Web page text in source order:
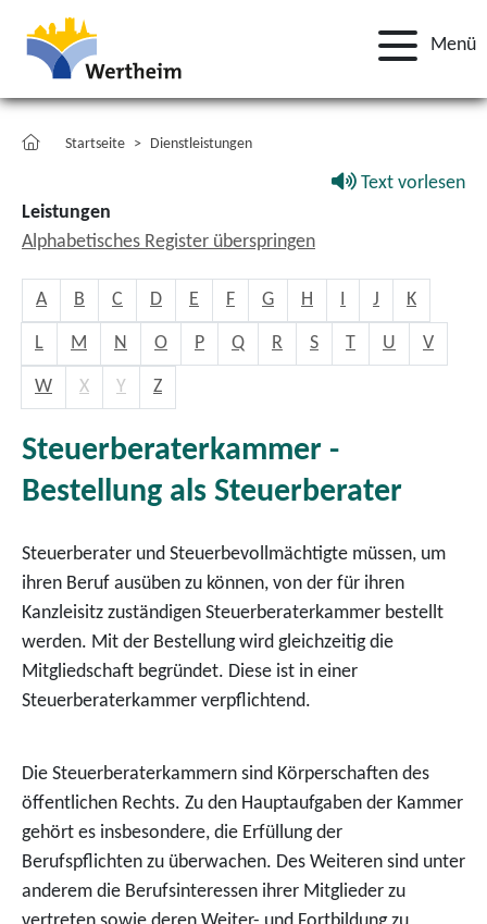
Menü
Startseite Dienstleistungen
Text vorlesen
Leistungen
Alphabetisches Register überspringen
A B C D E F G H I J K
L M N O P Q R S T U V
W X Y Z
Steuerberaterkammer -
Bestellung als Steuerberater
Steuerberater und Steuerbevollmächtigte müssen, um
ihren Beruf ausüben zu können, von der für ihren
Kanzleisitz zuständigen Steuerberaterkammer bestellt
werden. Mit der Bestellung wird gleichzeitig die
Mitgliedschaft begründet. Diese ist in einer
Steuerberaterkammer verpflichtend.
Die Steuerberaterkammern sind Körperschaften des
öffentlichen Rechts. Zu den Hauptaufgaben der Kammer
gehört es insbesondere, die Erfüllung der
Berufspflichten zu überwachen. Des Weiteren sind unter
anderem die Berufsinteressen ihrer Mitglieder zu